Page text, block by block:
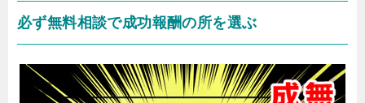
必ず無料相談で成功報酬の所を選ぶ